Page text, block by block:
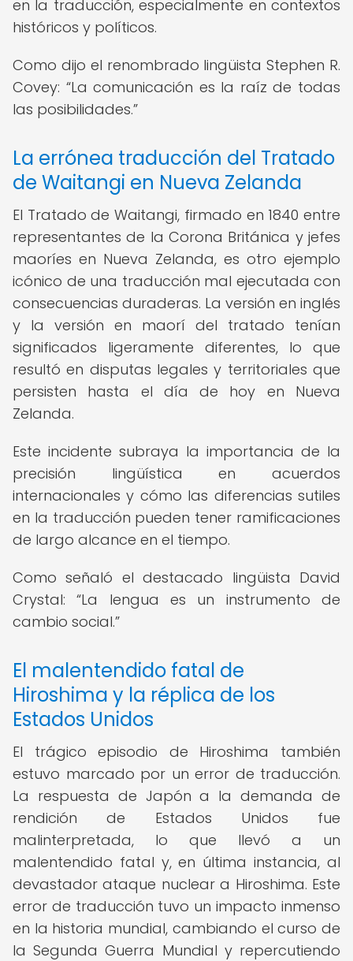
en la traducción, especialmente en contextos
históricos y políticos.
Como dijo el renombrado lingüista Stephen R.
Covey: La comunicación es la raíz de todas
las posibilidades.
La errónea traducción del Tratado
de Waitangi en Nueva Zelanda
El Tratado de Waitangi, firmado en 1840 entre
representantes de la Corona Británica y jefes
maoríes en Nueva Zelanda, es otro ejemplo
icónico de una traducción mal ejecutada con
consecuencias duraderas. La versión en inglés
y la versión en maorí del tratado tenían
significados ligeramente diferentes, lo que
resultó en disputas legales y territoriales que
persisten hasta el día de hoy en Nueva
Zelanda.
Este incidente subraya la importancia de la
precisión lingüística en acuerdos
internacionales y cómo las diferencias sutiles
en la traducción pueden tener ramificaciones
de largo alcance en el tiempo.
Como señaló el destacado lingüista David
Crystal: La lengua es un instrumento de
cambio social.
El malentendido fatal de
Hiroshima y la réplica de los
Estados Unidos
El trágico episodio de Hiroshima también
estuvo marcado por un error de traducción.
La respuesta de Japón a la demanda de
rendición de Estados Unidos fue
malinterpretada, lo que llevó a un
malentendido fatal y, en última instancia, al
devastador ataque nuclear a Hiroshima. Este
error de traducción tuvo un impacto inmenso
en la historia mundial, cambiando el curso de
la Segunda Guerra Mundial y repercutiendo